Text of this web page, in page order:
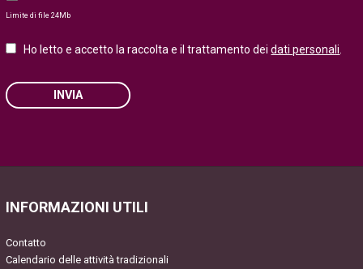
Limite di file 24Mb
Ho letto e accetto la raccolta e il trattamento deidati personali.
INVIA
empty.
INFORMAZIONI UTILI
Contatto
Calendario delle attività tradizionali